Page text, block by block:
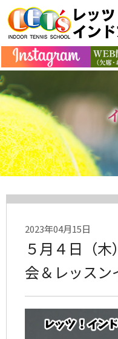
2023年04月15日
５月４日（
会＆レッスン